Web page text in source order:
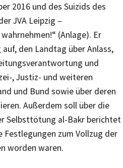
2016 und des Suizids des
JVA Leipzig –
(Anlage). Er
den Landtag über Anlass,
und
, Justiz- und weiteren
und Bund sowie über deren
Außerdem soll über die
Selbsttötung al-Bakr berichtet
Festlegungen zum Vollzug der
worden waren.